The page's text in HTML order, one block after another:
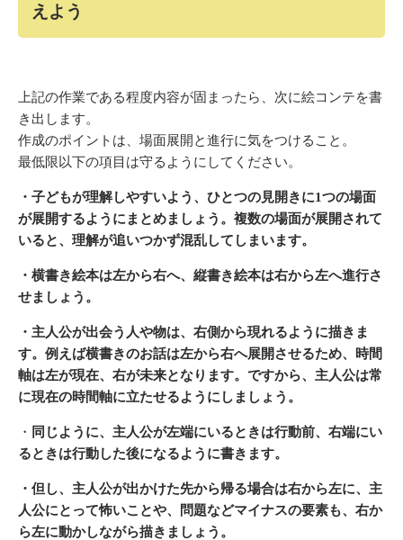
えよう
上記の作業である程度内容が固まったら、次に絵コンテを書
き出します。
作成のポイントは、場面展開と進行に気をつけること。
最低限以下の項目は守るようにしてください。
・子どもが理解しやすいよう、ひとつの見開きに1つの場面
が展開するようにまとめましょう。複数の場面が展開されて
いると、理解が追いつかず混乱してしまいます。
・横書き絵本は左から右へ、縦書き絵本は右から左へ進行さ
せましょう。
・主人公が出会う人や物は、右側から現れるように描きま
す。例えば横書きのお話は左から右へ展開させるため、時間
軸は左が現在、右が未来となります。ですから、主人公は常
に現在の時間軸に立たせるようにしましょう。
・ 同じように、主人公が左端にいるときは行動前、右端にい
るときは行動した後になるように書きます。
・但し、主人公が出かけた先から帰る場合は右から左に、主
人公にとって怖いことや、問題などマイナスの要素も、右か
ら左に動かしながら描きましょう。